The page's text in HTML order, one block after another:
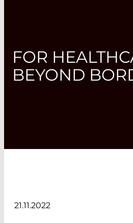
FOR
BEYOND
21.11.2022